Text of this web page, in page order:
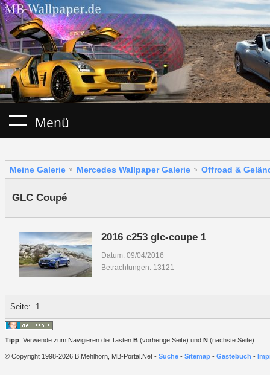
Menü
Meine Galerie Mercedes Wallpaper Galerie Offroad &
GLC Coupé
2016 c253 glc-coupe 1
Datum: 09/04/2016
Betrachtungen: 13121
Seite: 1
Tipp: Verwende zum Navigieren die Tasten B (vorherige Seite) und N (nächste Seite).
© Copyright 1998-2026 B.Mehlhorn, MB-Portal.Net - Suche - Sitemap - Gästebuch -